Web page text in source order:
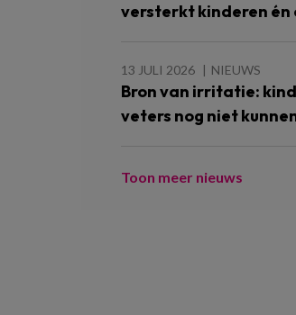
versterkt kinderen én
13 JULI 2026 NIEUWS
Bron van irritatie:
veters nog niet
Toon meer nieuws